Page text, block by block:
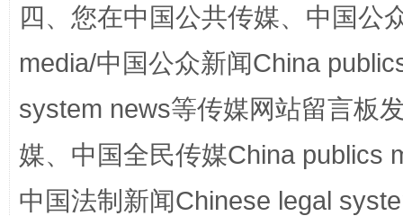
完善运行机制助力责任有效落实 一纸欠
四、您在中国公共传媒、中国公
media/中国公众新闻China
system news等传媒网站留言板
媒、中国全民传媒China publics
中国法制新闻Chinese legal